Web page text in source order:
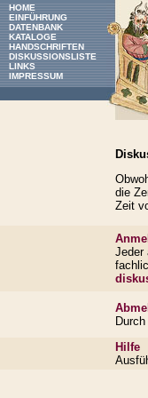
HOME
EINFÜHRUNG
DATENBANK
KATALOGE
HANDSCHRIFTEN
DISKUSSIONSLISTE
LINKS
IMPRESSUM
die
Zeit
Jeder
Hilfe